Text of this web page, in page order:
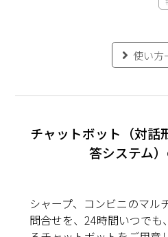
使い方
チャットボット（対話
答システム
シャープ、コンビニのマル
問合せを、24時間いつでも